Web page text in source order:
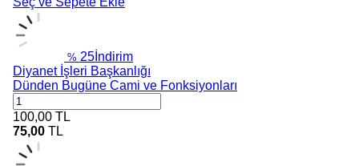
% 25 İndirim
Diyanet İşleri Başkanlığı
Dünden Bugüne Cami ve Fonksiyonları
100,00 TL
75,00 TL